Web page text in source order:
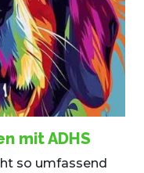
mit ADHS
so umfassend